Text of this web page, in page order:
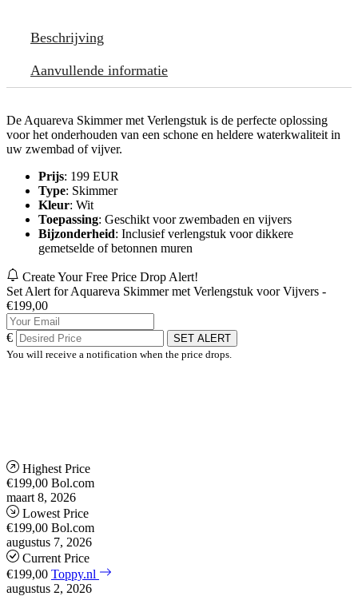
Beschrijving
Aanvullende informatie
De Aquareva Skimmer met Verlengstuk is de perfecte oplossing
voor het onderhouden van een schone en heldere waterkwaliteit in
uw zwembad of vijver.
Prijs: 199 EUR
Type: Skimmer
Kleur: Wit
Toepassing: Geschikt voor zwembaden en vijvers
Bijzonderheid: Inclusief verlengstuk voor dikkere
gemetselde of betonnen muren
Create Your Free Price Drop Alert!
Set Alert for Aquareva Skimmer met Verlengstuk voor Vijvers -
€199,00
€
SET ALERT
You will receive a notification when the price drops.
Highest Price
€199,00 Bol.com
maart 8, 2026
Lowest Price
€199,00 Bol.com
augustus 7, 2026
Current Price
€199,00 Toppy.nl
augustus 2, 2026